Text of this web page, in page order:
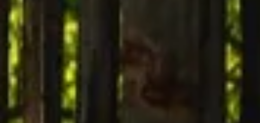
Wijnproeverij & wijnhuizen Languedoc Roussillon
Wijnproeverij & wijnhuizen Loire
Rum proeverij Martinique
Wijnproeverij & wijnhuizen Poitou Charentes
Wijnproeverij & wijnhuizen Provence
Wijnproeverij & wijnhuizen Savoie
Wijnproeverij & wijnhuizen Rhone